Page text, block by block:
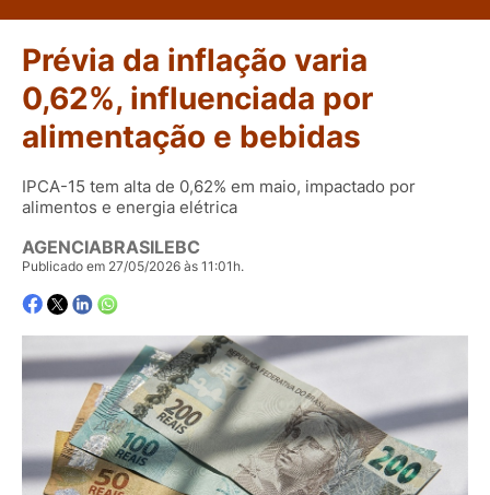
Prévia da inflação varia
0,62%, influenciada por
alimentação e bebidas
IPCA-15 tem alta de 0,62% em maio, impactado por
alimentos e energia elétrica
AGENCIABRASILEBC
Publicado em 27/05/2026 às 11:01h.